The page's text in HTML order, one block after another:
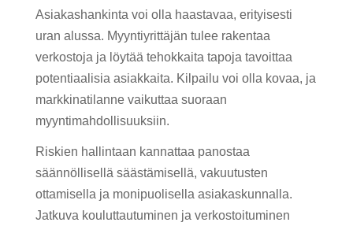
Asiakashankinta voi olla haastavaa, erityisesti
uran alussa. Myyntiyrittäjän tulee rakentaa
verkostoja ja löytää tehokkaita tapoja tavoittaa
potentiaalisia asiakkaita. Kilpailu voi olla kovaa, ja
markkinatilanne vaikuttaa suoraan
myyntimahdollisuuksiin.
Riskien hallintaan kannattaa panostaa
säännöllisellä säästämisellä, vakuutusten
ottamisella ja monipuolisella asiakaskunnalla.
Jatkuva kouluttautuminen ja verkostoituminen